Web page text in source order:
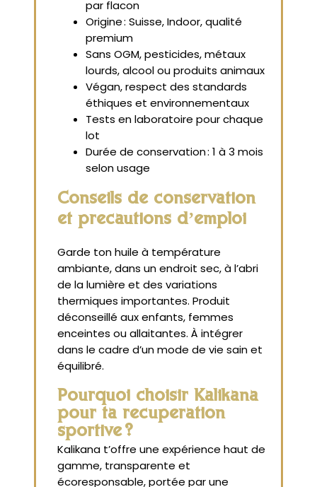
par flacon
Origine : Suisse, Indoor, qualité
premium
Sans OGM, pesticides, métaux
lourds, alcool ou produits animaux
Végan, respect des standards
éthiques et environnementaux
Tests en laboratoire pour chaque
lot
Durée de conservation : 1 à 3 mois
selon usage
Conseils de conservation
et précautions d’emploi
Garde ton huile à température
ambiante, dans un endroit sec, à l’abri
de la lumière et des variations
thermiques importantes. Produit
déconseillé aux enfants, femmes
enceintes ou allaitantes. À intégrer
dans le cadre d’un mode de vie sain et
équilibré.
Pourquoi choisir Kalikana
pour ta récupération
sportive ?
Kalikana t’offre une expérience haut de
gamme, transparente et
écoresponsable, portée par une